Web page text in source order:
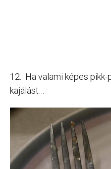
12. Ha valami képes
kajálást…